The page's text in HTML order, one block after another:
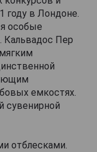
году в Лондоне.
особые
Кальвадос Пер
емкостях.
сувенирной
отблесками.